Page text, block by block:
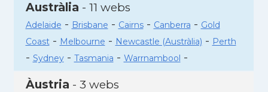
Austràlia - 11 webs
Adelaide - Brisbane - Cairns- Canberra - Gold
Coast- Melbourne - Newcastle (Austràlia) - Perth
- Sydney- Tasmania - Warrnambool -
Àustria - 3 webs